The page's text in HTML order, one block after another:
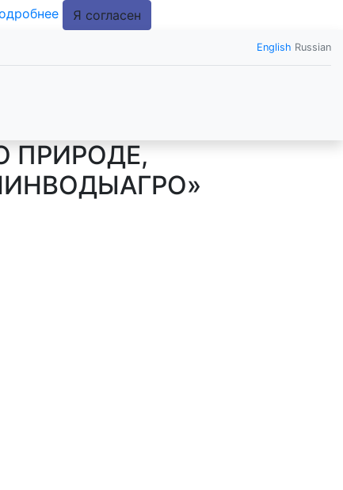
Я согласен
English Russian
ПРИРОДЕ,